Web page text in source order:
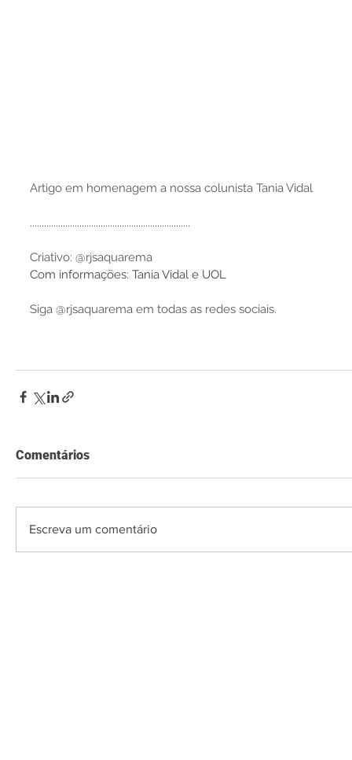
Artigo em homenagem a nossa colunista Tania Vidal
....................................................................
Criativo: @rjsaquarema
Com informações: Tania Vidal e UOL
Siga @rjsaquarema em todas as redes sociais.
Comentários
Escreva um comentário